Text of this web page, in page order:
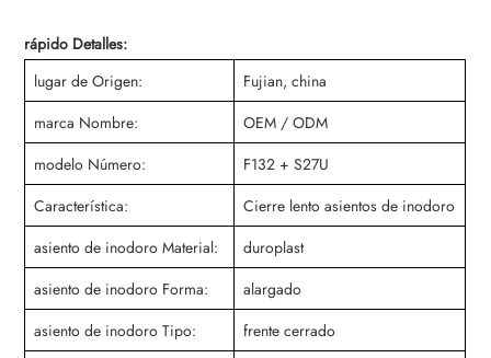
rápido Detalles:
lugar de Origen:
Fujian, china
marca Nombre:
OEM / ODM
modelo Número:
F132 + S27U
Característica:
Cierre lento asientos de inodoro
asiento de inodoro Material:
duroplast
asiento de inodoro Forma:
alargado
asiento de inodoro Tipo:
frente cerrado